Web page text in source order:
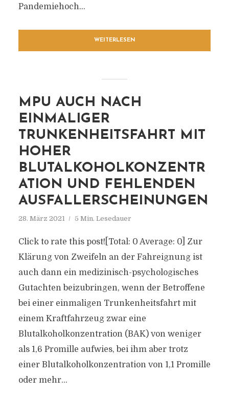
Pandemiehoch...
WEITERLESEN
MPU AUCH NACH
EINMALIGER
TRUNKENHEITSFAHRT MIT
HOHER
BLUTALKOHOLKONZENTR
ATION UND FEHLENDEN
AUSFALLERSCHEINUNGEN
28. März 2021 5 Min. Lesedauer
Click to rate this post![Total: 0 Average: 0] Zur
Klärung von Zweifeln an der Fahreignung ist
auch dann ein medizinisch-psychologisches
Gutachten beizubringen, wenn der Betroffene
bei einer einmaligen Trunkenheitsfahrt mit
einem Kraftfahrzeug zwar eine
Blutalkoholkonzentration (BAK) von weniger
als 1,6 Promille aufwies, bei ihm aber trotz
einer Blutalkoholkonzentration von 1,1 Promille
oder mehr...